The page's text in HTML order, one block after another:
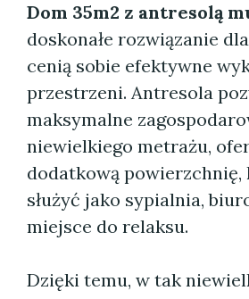
Dom 35m2 z antresolą
doskonałe rozwiązanie
cenią sobie efektywne
przestrzeni. Antresola
maksymalne
niewielkiego metrażu,
dodatkową powierzchnię,
służyć jako sypialnia,
miejsce do relaksu.
Dzięki temu, w tak